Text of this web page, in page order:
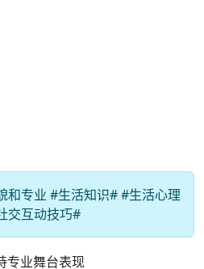
和专业 #生活知识# #生活心理
交互动技巧#